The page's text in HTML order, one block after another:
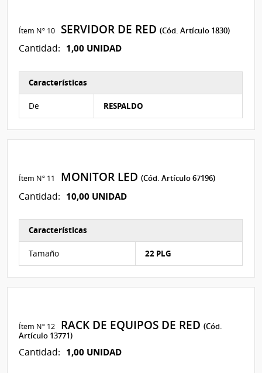
Ítem Nº 10 SERVIDOR DE RED(Cód. Artículo 1830)
Cantidad: 1,00 UNIDAD
Características del Ítem Nº 11
Características
De RESPALDO
Ítem Nº 11 MONITOR LED(Cód. Artículo 67196)
Cantidad: 10,00 UNIDAD
Características
Tamaño 22 PLG
Ítem Nº 12 RACK DE EQUIPOS DE RED(Cód.
Artículo 13771)
Cantidad: 1,00 UNIDAD